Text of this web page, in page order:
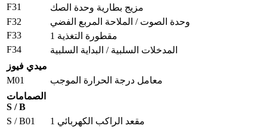
F31
مزيج بطارية وحدة الصك
F32
وحدة الصوت / الملاحة المربع الفضي
F33
مقطورة التغذية 1
F34
المدخلات السلبية / البداية السلبية
ميدي فيوز
M01
معامل درجة الحرارة الموجب
الصمامات
S / B
S / B01
مقعد الراكب الكهربائي 1